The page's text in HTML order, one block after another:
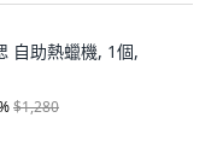
自助熱蠟機, 1個,
$1,280